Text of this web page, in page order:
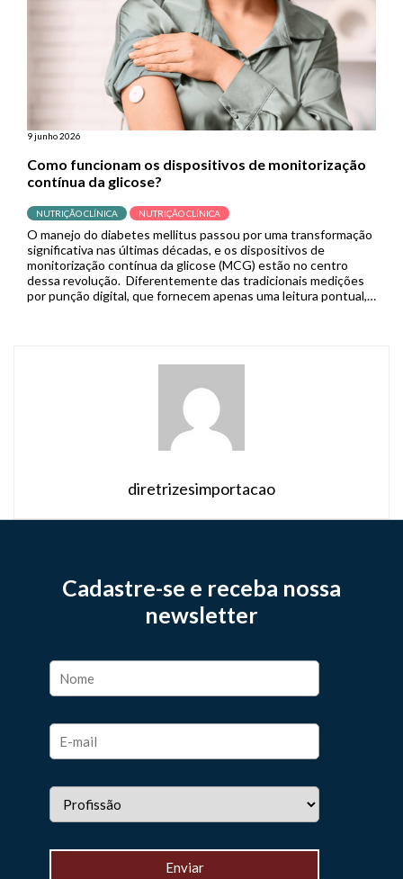
9 junho 2026
Como funcionam os dispositivos de monitorização
contínua da glicose?
NUTRIÇÃO CLÍNICA NUTRIÇÃO CLÍNICA
O manejo do diabetes mellitus passou por uma transformação
significativa nas últimas décadas, e os dispositivos de
monitorização contínua da glicose (MCG) estão no centro
dessa revolução. Diferentemente das tradicionais medições
por punção digital, que fornecem apenas uma leitura pontual,
diretrizesimportacao
Cadastre-se e receba nossa
newsletter